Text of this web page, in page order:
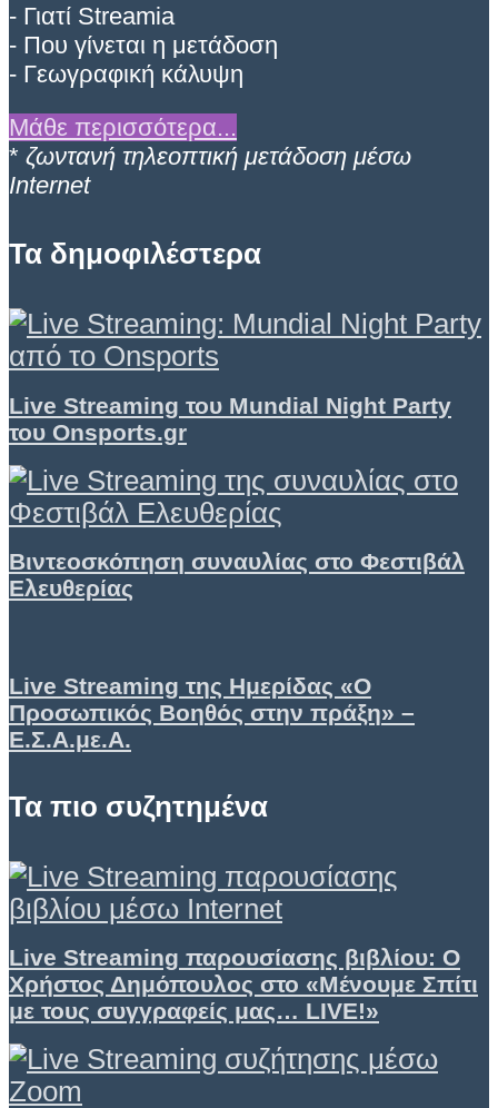
- Γιατί Streamia
- Που γίνεται η μετάδοση
- Γεωγραφική κάλυψη
Μάθε περισσότερα...
* ζωντανή τηλεοπτική μετάδοση μέσω
Internet
Τα δημοφιλέστερα
Live Streaming του Mundial Night Party
του Onsports.gr
Βιντεοσκόπηση συναυλίας στο Φεστιβάλ
Ελευθερίας
Live Streaming της Ημερίδας «Ο
Προσωπικός Βοηθός στην πράξη» –
Ε.Σ.Α.με.Α.
Τα πιο συζητημένα
Live Streaming παρουσίασης βιβλίου: Ο
Χρήστος Δημόπουλος στο «Μένουμε Σπίτι
με τους συγγραφείς μας… LIVE!»